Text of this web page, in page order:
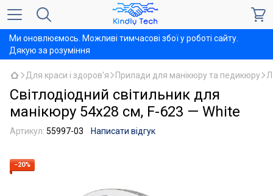
Ми оновлюємось. Можливі тимчасові збої у роботі сайту.
Дякую за розуміння
Для краси і здоров'я Прилади для манікюру та педикюру
Світлодіодний світильник для
манікюру 54х28 см, F-623 — White
Артикул: 55997-03 Написати відгук
−20%